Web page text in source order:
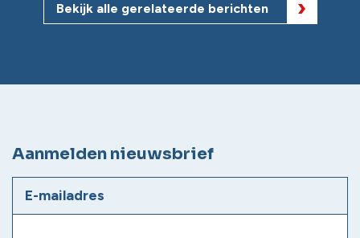
Bekijk alle gerelateerde berichten
Aanmelden nieuwsbrief
E-mailadres